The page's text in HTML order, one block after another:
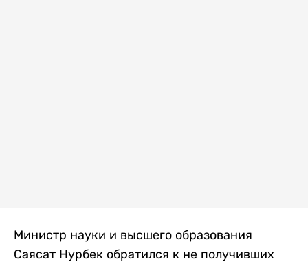
Министр науки и высшего образования
Саясат Нурбек обратился к не получивших